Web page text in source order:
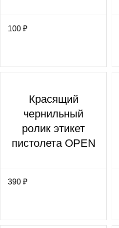
100 ₽
Красящий
чернильный
ролик этикет
пистолета OPEN
390 ₽